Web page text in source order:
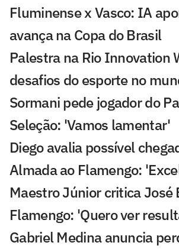
Fluminense x Vasco: IA
avança na Copa do Brasil
Palestra na Rio Innovation
desafios do esporte no
Sormani pede jogador do
Seleção: 'Vamos lamentar'
Diego avalia possível
Almada ao Flamengo:
Maestro Júnior critica José
Flamengo: 'Quero ver
Gabriel Medina anuncia